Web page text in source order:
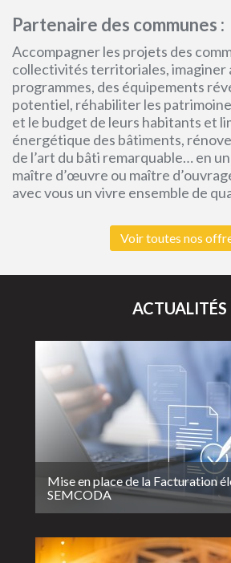
Partenaire des communes :
Accompagner les projets des
collectivités territoriales, imaginer
programmes, des équipements
potentiel, réhabiliter les
et le budget de leurs habitants et
énergétique des bâtiments,
de l’art du bâti remarquable… en
maître d’œuvre ou maître
avec vous un vivre ensemble de
Voir toutes nos
ACTUALITÉS
Mise en place de la Facturation
SEMCODA